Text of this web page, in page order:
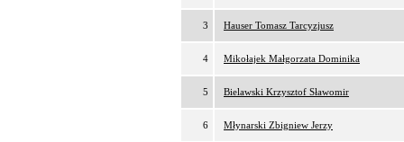
3 Hauser Tomasz Tarcyzjusz
4 Mikołajek Małgorzata Dominika
5 Bielawski Krzysztof Sławomir
6 Młynarski Zbigniew Jerzy